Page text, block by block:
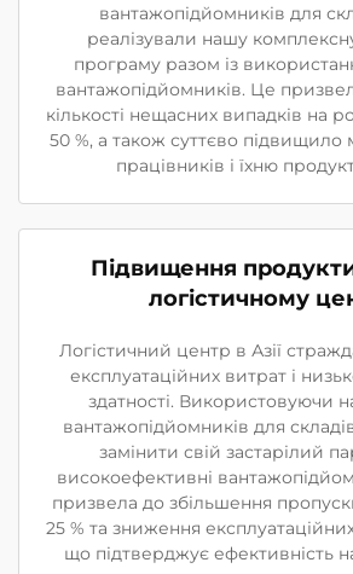
вантажопідйомників для
реалізували нашу
програму разом із
вантажопідйомників. Це
кількості нещасних випадків на
50 %, а також суттєво підвищило
працівників і їхню
Підвищення
логістичному
Логістичний центр в Азії
експлуатаційних витрат і
здатності. Використовуючи
вантажопідйомників для
замінити свій застарілий
високоефективні
призвела до збільшення
25 % та зниження
що підтверджує ефективність